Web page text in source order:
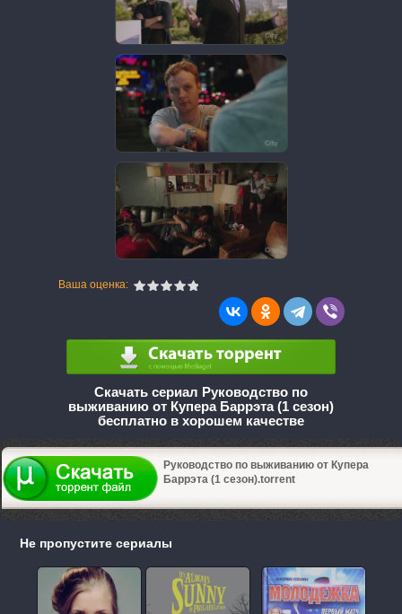
Ваша оценка:
Скачать сериал Руководство по
выживанию от Купера Баррэта (1 сезон)
бесплатно в хорошем качестве
Руководство по выживанию от Купера
Баррэта (1 сезон).torrent
Не пропустите сериалы